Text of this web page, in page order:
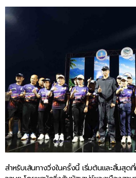
สำหรับเส้นทางวิ่งในครั้งนี้ เริ่มต้นและสิ้นสุด